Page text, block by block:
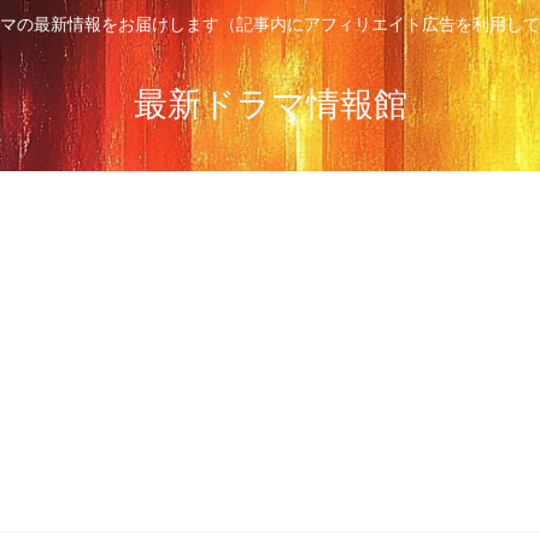
の最新情報をお届けします（記事内にアフィリエイト広告を利用し
最新ドラマ情報館